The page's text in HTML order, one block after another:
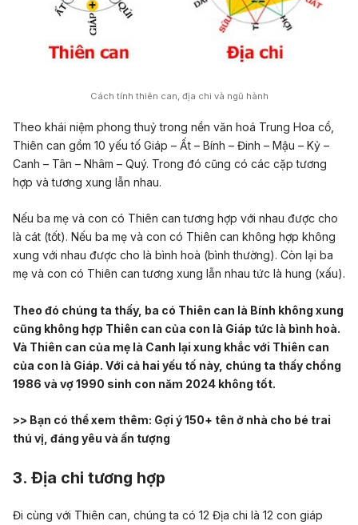
Cách tính thiên can, địa chi và ngũ hành
Theo khái niệm phong thuỷ trong nền văn hoá Trung Hoa cổ,
Thiên can gồm 10 yếu tố Giáp – Ất – Bính – Đinh – Mậu – Kỷ –
Canh – Tân – Nhâm – Quý. Trong đó cũng có các cặp tương
hợp và tương xung lẫn nhau.
Nếu ba mẹ và con có Thiên can tương hợp với nhau được cho
là cát (tốt). Nếu ba mẹ và con có Thiên can không hợp không
xung với nhau được cho là bình hoà (bình thường). Còn lại ba
mẹ và con có Thiên can tương xung lẫn nhau tức là hung (xấu).
Theo đó chúng ta thấy, ba có Thiên can là Bính không xung
cũng không hợp Thiên can của con là Giáp tức là bình hoà.
Và Thiên can của mẹ là Canh lại xung khắc với Thiên can
của con là Giáp. Với cả hai yếu tố này, chúng ta thấy chồng
1986 và vợ 1990 sinh con năm 2024 không tốt.
>> Bạn có thể xem thêm: Gợi ý 150+ tên ở nhà cho bé trai
thú vị, đáng yêu và ấn tượng
3. Địa chi tương hợp
Đi cùng với Thiên can, chúng ta có 12 Địa chi là 12 con giáp